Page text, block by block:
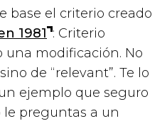
base el criterio creado
1981 : Criterio
una modificación. No
de “relevant”. Te lo
ejemplo que seguro
le preguntas a un